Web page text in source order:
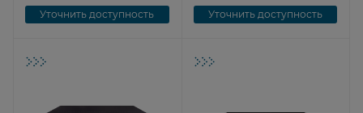
Уточнить доступность Уточнить доступность